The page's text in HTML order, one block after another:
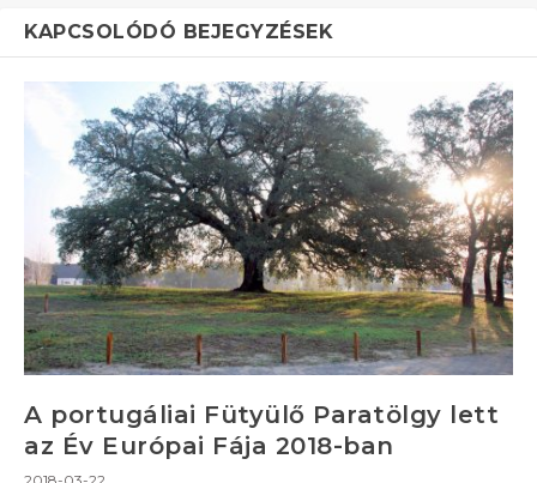
KAPCSOLÓDÓ BEJEGYZÉSEK
A portugáliai Fütyülő Paratölgy lett
az Év Európai Fája 2018-ban